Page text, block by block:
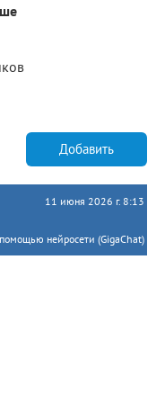
Добавить
11 июня 2026 г. 8:13
нейросети (GigaChat)